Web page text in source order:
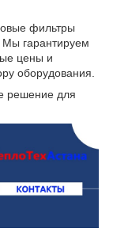
фильтры
Мы гарантируем
цены и
оборудования.
решение для